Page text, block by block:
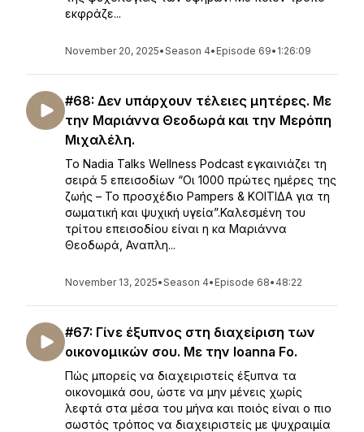
εκφράζε...
November 20, 2025•Season 4• Episode 69• 1:26:09
#68: Δεν υπάρχουν τέλειες μητέρες. Με
την Μαριάννα Θεοδωρά και την Μερόπη
Μιχαλέλη.
Το Nadia Talks Wellness Podcast εγκαινιάζει τη
σειρά 5 επεισοδίων “Οι 1000 πρώτες ημέρες της
ζωής – Το προσχέδιο Pampers & ΚΟΙΤΙΔΑ για τη
σωματική και ψυχική υγεία”.Καλεσμένη του
τρίτου επεισοδίου είναι η κα Μαριάννα
Θεοδωρά, Αναπλη...
November 13, 2025•Season 4• Episode 68• 48:22
#67: Γίνε έξυπνος στη διαχείριση των
οικονομικών σου. Με την Ioanna Fo.
Πώς μπορείς να διαχειριστείς έξυπνα τα
οικονομικά σου, ώστε να μην μένεις χωρίς
λεφτά στα μέσα του μήνα και ποιός είναι ο πιο
σωστός τρόπος να διαχειριστείς με ψυχραιμία